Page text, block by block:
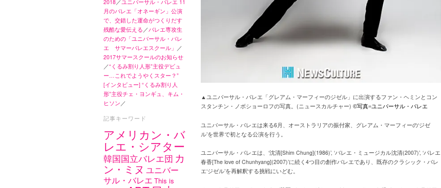
2018／ユニバーサル・バレエ 11
月のバレエ「オネーギン」公演
で、交錯した運命がつくりだす
残酷な愛伝える ／バレエ専攻生
のための「ユニバーサル・バレ
エ サマーバレエスクール」 ／
2017サマースクールのお知らせ
／“くるみ割り人形”主役デビュ
ー…これでようやくスター？”
[インタビュー] “くるみ割り人
形”主役チェ・ヨンギュ、キム・
ヒソン ／
記事キーワード
アメリカン・バ
レエ・シアター
韓国国立バレエ団 カ
ン・ミヌ ユニバー
サル・バレエ This is
▲ユニバーサル・バレエ「グレアム・マーフィーのジゼル」に出演するファン・ヘミンとコン
スタンチン・ノボショーロフの写真。(ニュースカルチャー) ©写真=ユニバーサル・バレエ
ユニバーサル・バレエは来る6月、オーストラリアの振付家、グレアム・マーフィーの‘ジゼ
ル’を世界で初となる公演を行う。
ユニバーサル・バレエは、‘沈清[Shim Chung](1986)’, ‘バレエ・ミュージカル沈清(2007)’, ‘バレエ
春香[The love of Chunhyang](2007)’に続く4つ目の創作バレエであり、既存のクラシック・バレ
エ‘ジゼル’を再解釈する挑戦にいどむ。